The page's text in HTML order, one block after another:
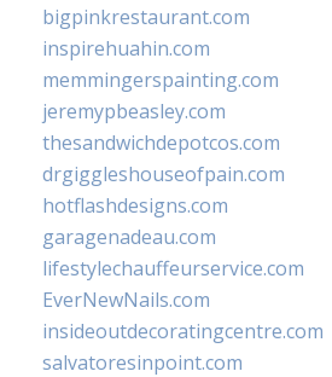
bigpinkrestaurant.com
inspirehuahin.com
memmingerspainting.com
jeremypbeasley.com
thesandwichdepotcos.com
drgiggleshouseofpain.com
hotflashdesigns.com
garagenadeau.com
lifestylechauffeurservice.com
EverNewNails.com
insideoutdecoratingcentre.com
salvatoresinpoint.com